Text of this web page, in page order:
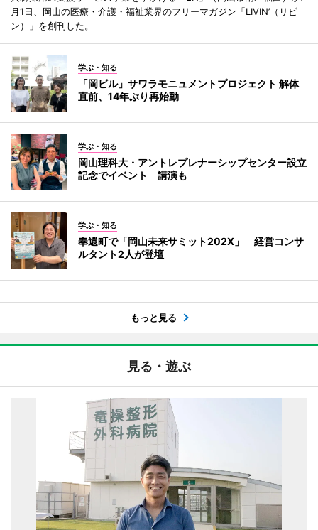
月1日、岡山の医療・介護・福祉業界のフリーマガジン「LIVIN’（リビ
ン）」を創刊した。
学ぶ・知る
「岡ビル」サワラモニュメントプロジェクト 解体
直前、14年ぶり再始動
学ぶ・知る
岡山理科大・アントレプレナーシップセンター設立
記念でイベント 講演も
学ぶ・知る
奉還町で「岡山未来サミット202X」 経営コンサ
ルタント2人が登壇
もっと見る
見る・遊ぶ